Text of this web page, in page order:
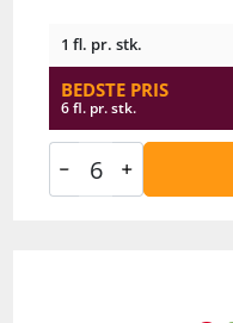
1 fl. pr. stk.
BEDSTE PRIS
6 fl. pr. stk.